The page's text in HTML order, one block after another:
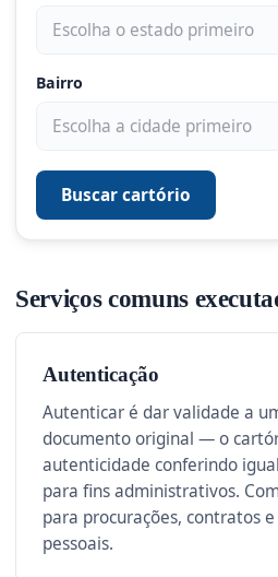
Bairro
Buscar cartório
Serviços comuns
Autenticação
Autenticar é dar validade a
documento original — o
autenticidade conferindo
para fins administrativos.
para procurações, contratos
pessoais.